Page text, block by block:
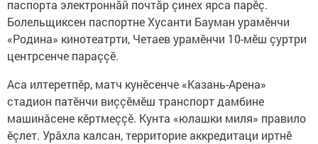
паспорта электроннăй почтăр çинех ярса парӗç.
Болельщиксен паспортне Хусанти Бауман урамӗнчи
«Родина» кинотеатрти, Четаев урамӗнчи 10-мӗш çуртри
центрсенче параççӗ.
Аса илтеретпӗр, матч кунӗсенче «Казань-Арена»
стадион патӗнчи виççӗмӗш транспорт дамбине
машинăсене кӗртмеççӗ. Кунта «юлашки миля» правило
ӗçлет. Урăхла калсан, территорие аккредитаци иртнӗ